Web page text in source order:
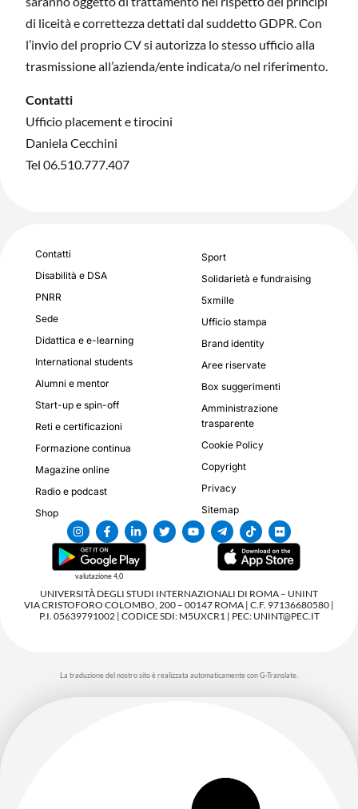
di liceità e correttezza dettati dal suddetto GDPR. Con
l’invio del proprio CV si autorizza lo stesso ufficio alla
trasmissione all’azienda/ente indicata/o nel riferimento.
Contatti
Ufficio placement e tirocini
Daniela Cecchini
Tel 06.510.777.407
Contatti
Disabilità e DSA
PNRR
Sede
Didattica e e-learning
International students
Alumni e mentor
Start-up e spin-off
Reti e certificazioni
Formazione continua
Magazine online
Radio e podcast
Shop
Sport
Solidarietà e fundraising
5xmille
Ufficio stampa
Brand identity
Aree riservate
Box suggerimenti
Amministrazione
trasparente
Cookie Policy
Copyright
Privacy
Sitemap
valutazione 4,0
UNIVERSITÀ DEGLI STUDI INTERNAZIONALI DI ROMA – UNINT
VIA CRISTOFORO COLOMBO, 200 – 00147 ROMA | C.F. 97136680580 |
P.I. 05639791002 | CODICE SDI: M5UXCR1 | PEC: UNINT@PEC.IT
La traduzione del nostro sito è realizzata automaticamente con G-Translate.